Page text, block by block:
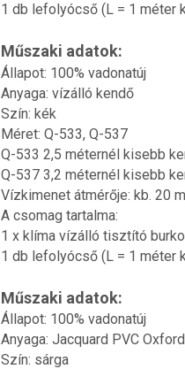
1 db lefolyócső (L = 1 méter
Műszaki adatok:
Állapot: 100% vadonatúj
Anyaga: vízálló kendő
Szín: kék
Méret: Q-533, Q-537
Q-533 2,5 méternél kisebb
Q-537 3,2 méternél kisebb
Vízkimenet átmérője: kb. 20
A csomag tartalma:
1 x klíma vízálló tisztító
1 db lefolyócső (L = 1 méter
Műszaki adatok:
Állapot: 100% vadonatúj
Anyaga: Jacquard PVC
Szín: sárga